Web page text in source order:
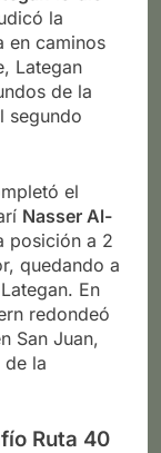
la
en caminos
Lategan
de la
segundo
el
Nasser Al-
posición a 2
quedando a
En
redondeó
San Juan,
la
Ruta 40